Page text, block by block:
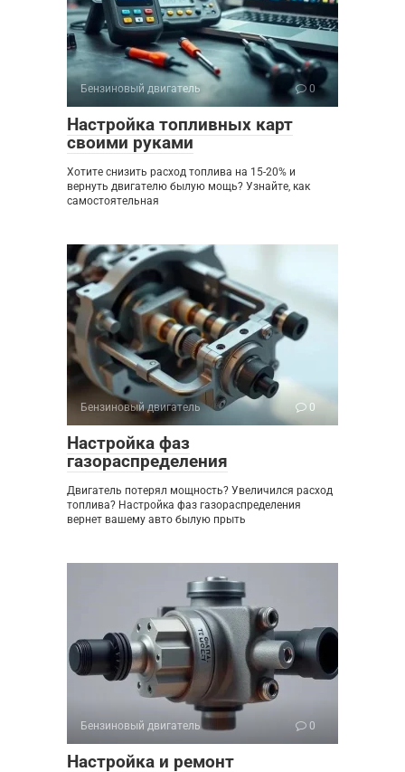
Бензиновый двигатель 0
Настройка топливных карт
своими руками
Хотите снизить расход топлива на 15-20% и
вернуть двигателю былую мощь? Узнайте, как
самостоятельная
Бензиновый двигатель 0
Настройка фаз
газораспределения
Двигатель потерял мощность? Увеличился расход
топлива? Настройка фаз газораспределения
вернет вашему авто былую прыть
Бензиновый двигатель 0
Настройка и ремонт